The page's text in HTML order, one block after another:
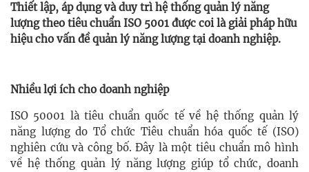
Thiết lập, áp dụng và duy trì hệ thống quản lý năng
lượng theo tiêu chuẩn ISO 5001 được coi là giải pháp hữu
hiệu cho vấn đề quản lý năng lượng tại doanh nghiệp.
Nhiều lợi ích cho doanh nghiệp
ISO 50001 là tiêu chuẩn quốc tế về hệ thống quản lý
năng lượng do Tổ chức Tiêu chuẩn hóa quốc tế (ISO)
nghiên cứu và công bố. Đây là một tiêu chuẩn mô hình
về hệ thống quản lý năng lượng giúp tổ chức, doanh